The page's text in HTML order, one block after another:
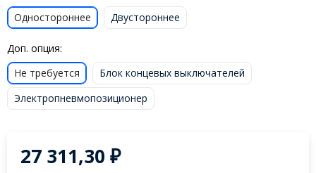
Одностороннее
Двустороннее
Доп. опция:
Не требуется
Блок концевых выключателей
Электропневмопозиционер
27 311,30₽